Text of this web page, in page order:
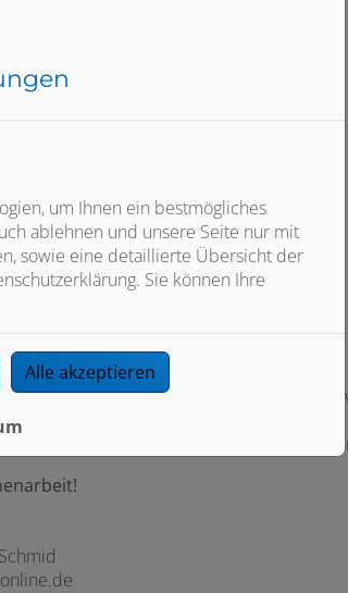
ich gerne ein unverbindliches und
aber auch telefonisch sind wir jederzeit
um Ihnen ein bestmögliches
ablehnen und unsere Seite nur mit
sowie eine detaillierte Übersicht der
Sie können Ihre
Alle akzeptieren